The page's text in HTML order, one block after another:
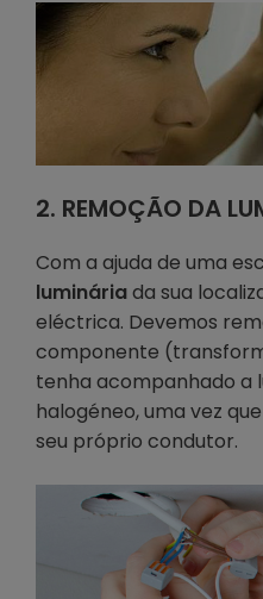
2. REMOÇÃO DA
Com a ajuda de uma
lumináriada sua
eléctrica. Devemos
componente
tenha acompanhado a
halogéneo, uma vez
seu próprio condutor.